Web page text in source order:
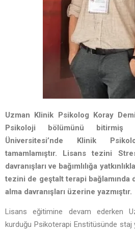
Uzman Klinik Psikolog Koray
Psikoloji bölümünü bitirmiş
Üniversitesi’nde Klinik
tamamlamıştır. Lisans tezini
davranışları ve bağımlılığa
tezini de geştalt terapi bağlamında
alma davranışları üzerine yazmıştır.
Lisans eğitimine devam ederken
kurduğu Psikoterapi Enstitüsünde staj